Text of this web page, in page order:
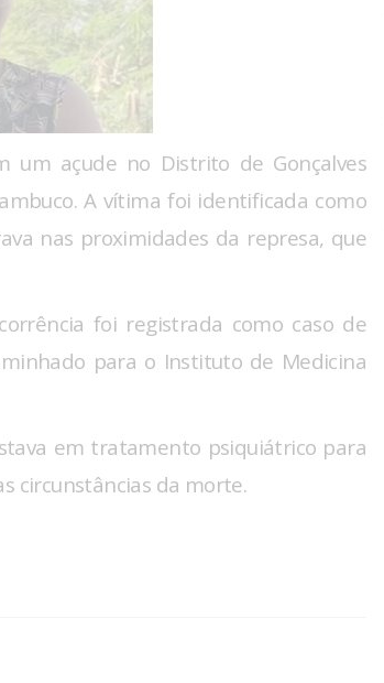
um açude no Distrito de Gonçalves
A vítima foi identificada como
nas proximidades da represa, que
foi registrada como caso de
para o Instituto de Medicina
em tratamento psiquiátrico para
circunstâncias da morte.